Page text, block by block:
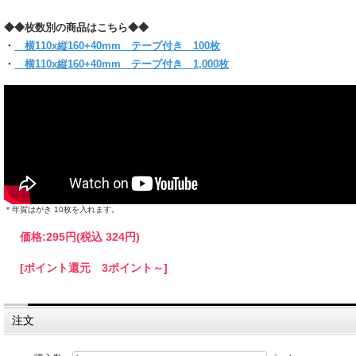
【クリックポスト対象商品】
●同サイズ 6パックまで同梱可能
●クリックポスト対象商品で、サイズ横25x縦34ｘ厚さ3cmのパッケージに収まる分量
●代金引換・日時指定はできません
◆◆枚数別の商品はこちら◆◆
・
横110x縦160+40mm テープ付き 100枚
・
横110x縦160+40mm テープ付き 1,000枚
＊年賀はがき 10枚を入れます。
価格:295円(税込 324円)
[ポイント還元 3ポイント～]
注文